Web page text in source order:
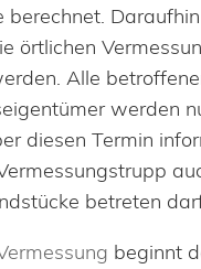
berechnet.
örtlichen
Alle
werden
diesen Termin
betreten
beginnt